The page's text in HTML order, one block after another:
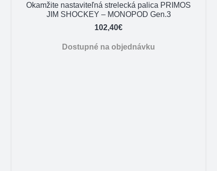
Okamžite nastaviteľná strelecká palica PRIMOS
JIM SHOCKEY – MONOPOD Gen.3
102,40€
Dostupné na objednávku